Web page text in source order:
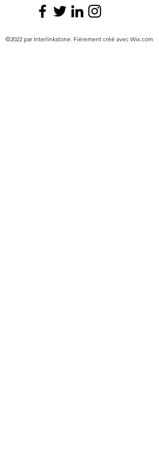
©2022 par Interlinkstone. Fièrement créé avec Wix.com